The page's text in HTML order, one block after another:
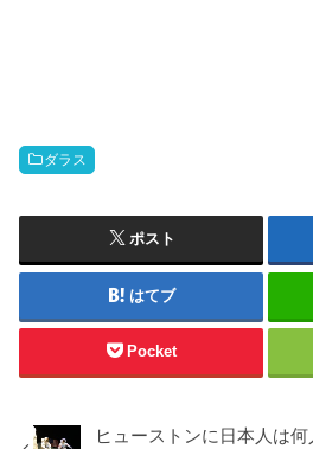
ダラス
ポスト
はてブ
Pocket
ヒューストンに日本人は